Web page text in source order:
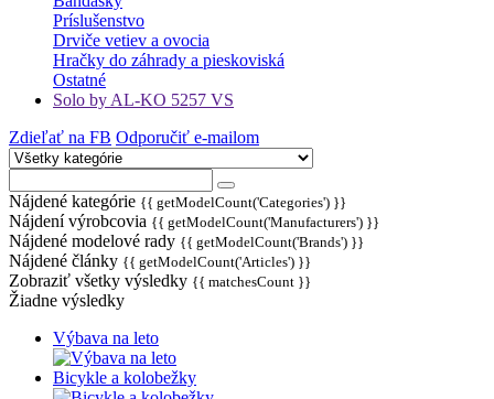
Príslušenstvo
Drviče vetiev a ovocia
Hračky do záhrady a pieskoviská
Ostatné
Solo by AL-KO 5257 VS
Zdieľať na FB Odporučiť e-mailom
Nájdené kategórie {{ getModelCount('Categories') }}
Nájdení výrobcovia {{ getModelCount('Manufacturers') }}
Nájdené modelové rady {{ getModelCount('Brands') }}
Nájdené články {{ getModelCount('Articles') }}
Zobraziť všetky výsledky {{ matchesCount }}
Žiadne výsledky
Výbava na leto
Bicykle a kolobežky